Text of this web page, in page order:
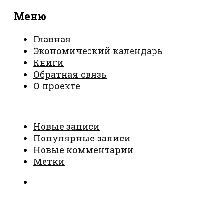
Меню
Главная
Экономический календарь
Книги
Обратная связь
О проекте
Новые записи
Популярные записи
Новые комментарии
Метки